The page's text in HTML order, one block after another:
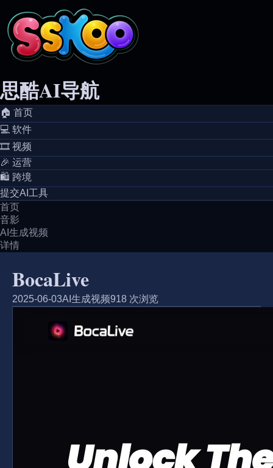
思酷AI导航
🏠️ 首页
💻️ 软件
🎞️ 视频
🎉 运营
🛍️ 跨境
提交AI工具
首页
音影
AI生成视频
详情
BocaLive
2025-06-03AI生成视频918 次浏览